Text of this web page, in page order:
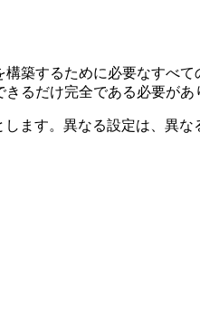
築するために必要なすべ
るだけ完全である必要があ
ます。異なる設定は、異